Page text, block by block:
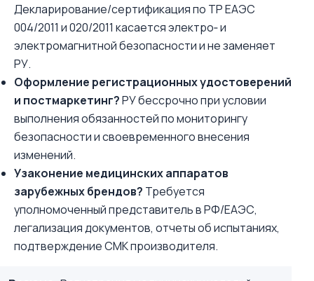
Декларирование/сертификация по ТР ЕАЭС
004/2011 и 020/2011 касается электро‑ и
электромагнитной безопасности и не заменяет
РУ.
Оформление регистрационных удостоверений
и постмаркетинг?РУ бессрочно при условии
выполнения обязанностей по мониторингу
безопасности и своевременного внесения
изменений.
Узаконение медицинских аппаратов
зарубежных брендов? Требуется
уполномоченный представитель в РФ/ЕАЭС,
легализация документов, отчеты об испытаниях,
подтверждение СМК производителя.